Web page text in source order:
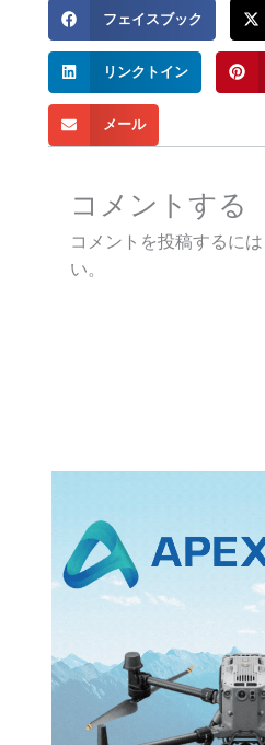
フェイスブック
リンクトイン
メール
コメントする
コメントを投稿するには
い。